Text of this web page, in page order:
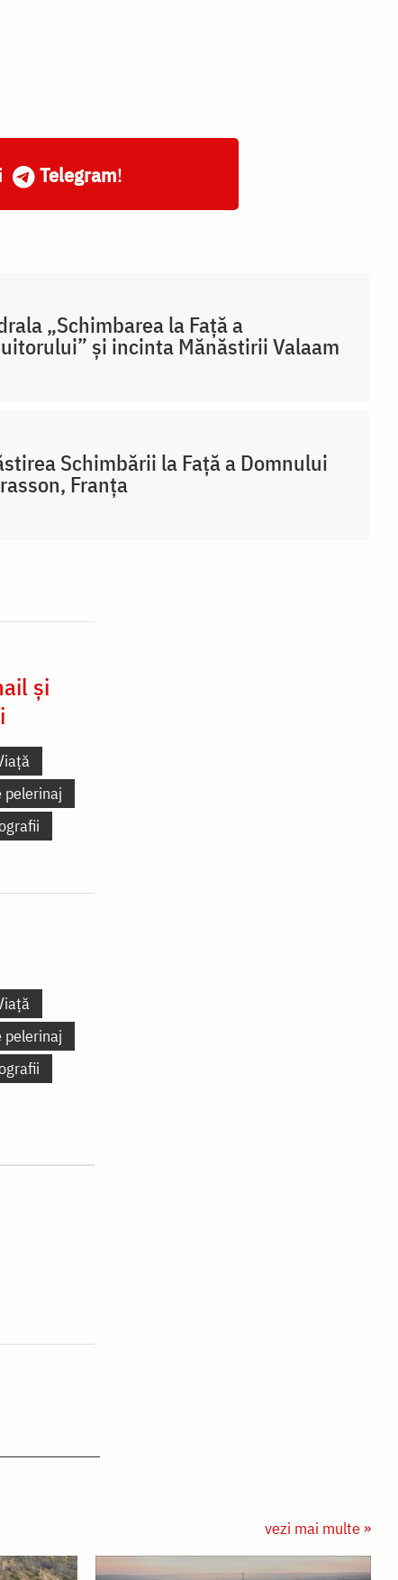
Telegram!
„Schimbarea la Față a
și incinta Mănăstirii Valaam
Schimbării la Față a Domnului
Franţa
și
pelerinaj
pelerinaj
vezi mai multe »